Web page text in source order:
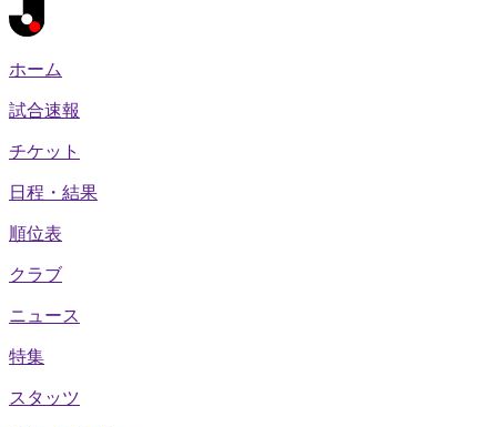
ホーム
試合速報
チケット
日程・結果
順位表
クラブ
ニュース
特集
スタッツ